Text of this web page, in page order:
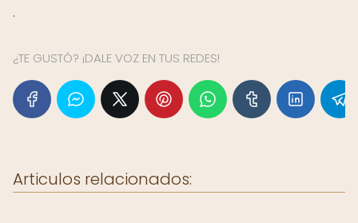
.
¿TE GUSTÓ? ¡DALE VOZ EN TUS REDES!
Articulos relacionados: